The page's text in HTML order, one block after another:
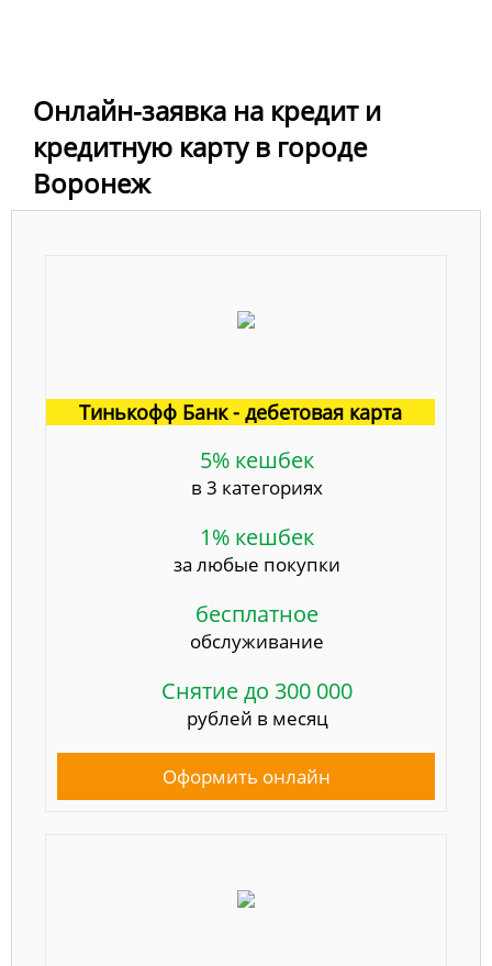
Онлайн-заявка на кредит и
кредитную карту в городе
Воронеж
Тинькофф Банк - дебетовая карта
5% кешбек
в 3 категориях
1% кешбек
за любые покупки
бесплатное
обслуживание
Снятие до 300 000
рублей в месяц
Оформить онлайн